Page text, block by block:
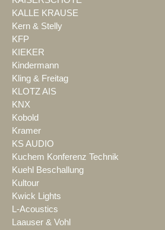
KALLE KRAUSE
Kern & Stelly
KFP
KIEKER
Kindermann
Kling & Freitag
KLOTZ AIS
KNX
Kobold
Kramer
KS AUDIO
Kuchem Konferenz Technik
Kuehl Beschallung
Kultour
Kwick Lights
L-Acoustics
Laauser & Vohl